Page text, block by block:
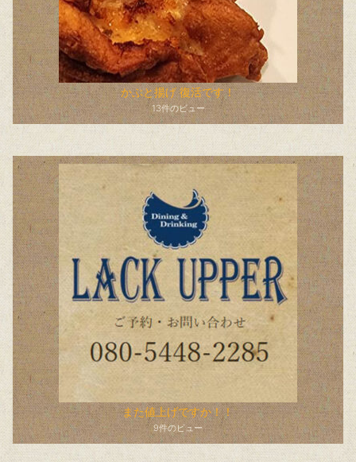
かぶと揚げ 復活です！
13件のビュー
また値上げですか！！
9件のビュー